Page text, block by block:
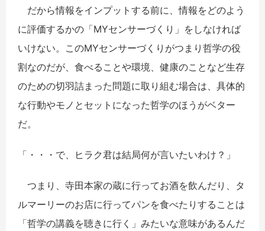
だから情報をインプットする前に、情報をどのよう
に評価するかの「MYセンサーづくり」をしなければ
いけない。このMYセンサーづくりがつまり哲学の役
割なのだが、食べることや環境、健康のことなど生存
のための切羽詰まった問題に取り組む場合は、具体的
な行動やモノとセットになった哲学のほうがベター
だ。
「・・・で、ヒラク君は結局何が言いたいわけ？」
つまり、寺田本家の蔵に行ってお酒を飲んだり、タ
ルマーリーのお店に行ってパンを食べたりすることは
「哲学の講義を聴きに行く」みたいな意味があるんだ